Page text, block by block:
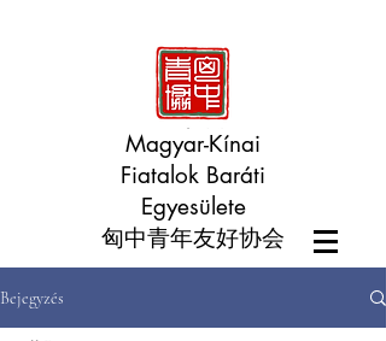
Magyar-Kínai
Fiatalok Baráti
Egyesülete
匈中青年友好协会
Bejegyzés